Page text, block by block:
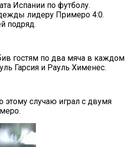
Испании по футболу.
лидеру Примеро 4:0.
подряд.
гостям по два мяча в каждом
Гарсия и Рауль Хименес.
этому случаю играл с двумя